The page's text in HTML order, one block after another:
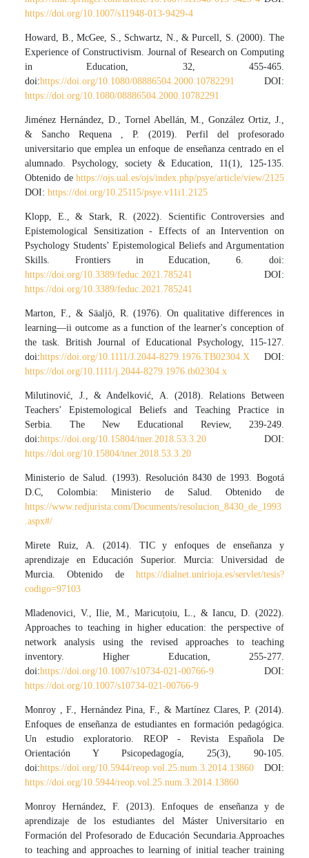
https://doi.org/10.1007/s11948-013-9429-4
Howard, B., McGee, S., Schwartz, N., & Purcell, S. (2000). The
Experience of Constructivism. Journal of Research on Computing
in Education, 32, 455-465.
doi:https://doi.org/10.1080/08886504.2000.10782291
DOI:
https://doi.org/10.1080/08886504.2000.10782291
Jiménez Hernández, D., Tornel Abellán, M., González Ortiz, J.,
& Sancho Requena , P. (2019). Perfil del profesorado
universitario que emplea un enfoque de enseñanza centrado en el
alumnado. Psychology, society & Education, 11(1), 125-135.
Obtenido de https://ojs.ual.es/ojs/index.php/psye/article/view/2125
DOI:https://doi.org/10.25115/psye.v11i1.2125
Klopp, E., & Stark, R. (2022). Scientific Controversies and
Epistemological Sensitization - Effects of an Intervention on
Psychology Students’ Epistemological Beliefs and Argumentation
Skills. Frontiers in Education, 6. doi:
https://doi.org/10.3389/feduc.2021.785241
DOI:
https://doi.org/10.3389/feduc.2021.785241
Marton, F., & Säaljö, R. (1976). On qualitative differences in
learning—ii outcome as a function of the learner's conception of
the task. British Journal of Educational Psychology, 115-127.
doi:https://doi.org/10.1111/J.2044-8279.1976.TB02304.X DOI:
https://doi.org/10.1111/j.2044-8279.1976.tb02304.x
Milutinović, J., & Anđelković, A. (2018). Relations Between
Teachers’ Epistemological Beliefs and Teaching Practice in
Serbia. The New Educational Review, 239-249.
doi:https://doi.org/10.15804/tner.2018.53.3.20 DOI:
https://doi.org/10.15804/tner.2018.53.3.20
Ministerio de Salud. (1993). Resolución 8430 de 1993. Bogotá
D.C, Colombia: Ministerio de Salud. Obtenido de
https://www.redjurista.com/Documents/resolucion_8430_de_1993
.aspx#/
Mirete Ruiz, A. (2014). TIC y enfoques de enseñanza y
aprendizaje en Educación Superior. Murcia: Universidad de
Murcia. Obtenido de https://dialnet.unirioja.es/servlet/tesis?
codigo=97103
Mladenovici, V., Ilie, M., Maricuțoiu, L., & Iancu, D. (2022).
Approaches to teaching in higher education: the perspective of
network analysis using the revised approaches to teaching
inventory. Higher Education, 255-277.
doi:https://doi.org/10.1007/s10734-021-00766-9 DOI:
https://doi.org/10.1007/s10734-021-00766-9
Monroy , F., Hernández Pina, F., & Martínez Clares, P. (2014).
Enfoques de enseñanza de estudiantes en formación pedagógica.
Un estudio exploratorio. REOP - Revista Española De
Orientación Y Psicopedagogía, 25(3), 90-105.
doi:https://doi.org/10.5944/reop.vol.25.num.3.2014.13860 DOI:
https://doi.org/10.5944/reop.vol.25.num.3.2014.13860
Monroy Hernández, F. (2013). Enfoques de enseñanza y de
aprendizaje de los estudiantes del Máster Universitario en
Formación del Profesorado de Educación Secundaria.Approaches
to teaching and approaches to learning of initial teacher training